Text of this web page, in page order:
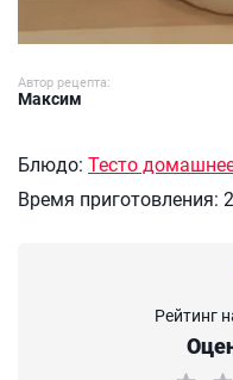
Автор рецепта:
Максим
Блюдо: Тесто
Время приготовления:
Рейтинг